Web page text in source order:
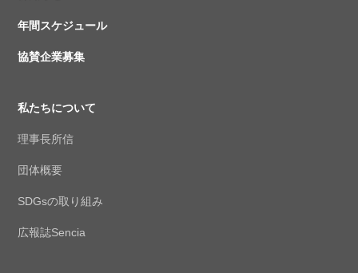
年間スケジュール
協賛企業募集
私たちについて
理事長所信
団体概要
SDGsの取り組み
広報誌Sencia